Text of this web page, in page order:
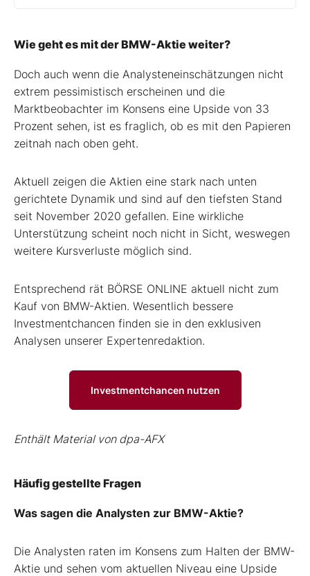
Wie geht es mit der BMW-Aktie weiter?
Doch auch wenn die Analysteneinschätzungen nicht
extrem pessimistisch erscheinen und die
Marktbeobachter im Konsens eine Upside von 33
Prozent sehen, ist es fraglich, ob es mit den Papieren
zeitnah nach oben geht.
Aktuell zeigen die Aktien eine stark nach unten
gerichtete Dynamik und sind auf den tiefsten Stand
seit November 2020 gefallen. Eine wirkliche
Unterstützung scheint noch nicht in Sicht, weswegen
weitere Kursverluste möglich sind.
Entsprechend rät BÖRSE ONLINE aktuell nicht zum
Kauf von BMW-Aktien. Wesentlich bessere
Investmentchancen finden sie in den exklusiven
Analysen unserer Expertenredaktion.
Investmentchancen nutzen
Enthält Material von dpa-AFX
Häufig gestellte Fragen
Was sagen die Analysten zur BMW-Aktie?
Die Analysten raten im Konsens zum Halten der BMW-
Aktie und sehen vom aktuellen Niveau eine Upside